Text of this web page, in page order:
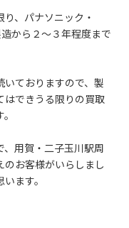
、パナソニック・
から２～３年程度まで
ておりますので、製
はできうる限りの買取
、用賀・二子玉川駅周
お客様がいらしまし
ます。